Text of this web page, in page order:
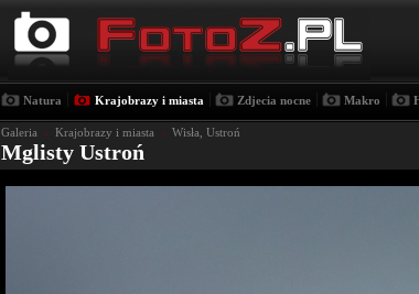
Natura Krajobrazy i miasta Zdjecia nocne Makro
Galeria › Krajobrazy i miasta › Wisła, Ustroń
Mglisty Ustroń